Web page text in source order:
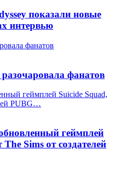
показали новые
интервью
фанатов
фанатов
геймплей Suicide Squad,
PUBG…
геймплей
Sims от создателей